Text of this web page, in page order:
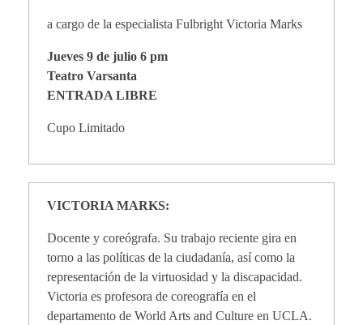
V
a cargo de la especialista Fulbright Victoria Marks
Jueves 9 de julio 6 pm
Teatro Varsanta
ENTRADA LIBRE
Cupo Limitado
VICTORIA MARKS:
Docente y coreógrafa. Su trabajo reciente gira en
torno a las políticas de la ciudadanía, así como la
representación de la virtuosidad y la discapacidad.
Victoria es profesora de coreografía en el
departamento de World Arts and Culture en UCLA.